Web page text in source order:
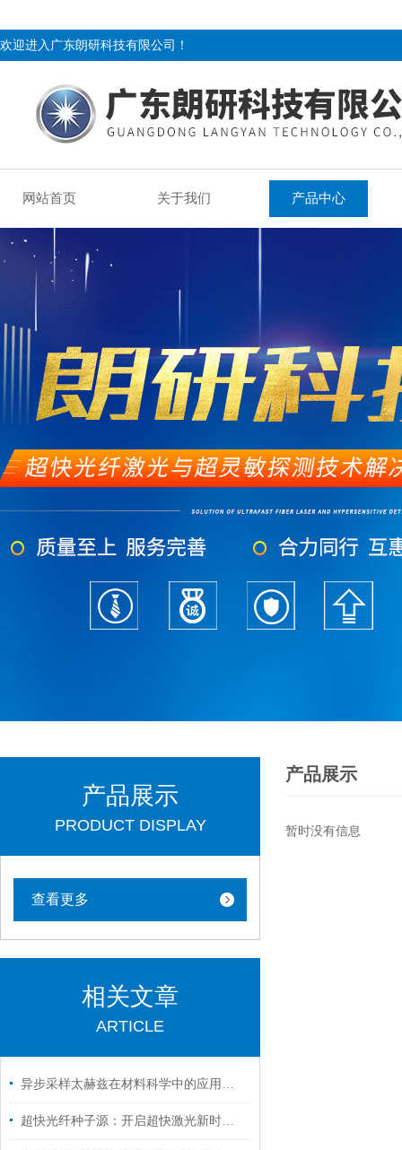
欢迎进入广东朗研科技有限公司！
网站首页 关于我们 产品中心
产品展示
PRODUCT DISPLAY
查看更多
相关文章
ARTICLE
异步采样太赫兹在材料科学中的应用与前景
超快光纤种子源：开启超快激光新时代的钥匙
产品展示
暂时没有信息